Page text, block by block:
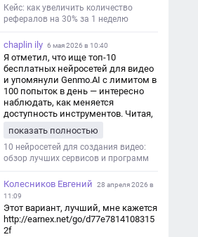
https://aseotop.com/kakuyu-rol-igraet-
seo-v-czifrovom-marketinge/
Кейс: как увеличить количество
рефералов на 30% за 1 неделю
chaplin ily 6 мая 2026 в 10:40
Я отметил, что ище топ-10
бесплатных нейросетей для видео
и упомянули Genmo.AI с лимитом в
100 попыток в день — интересно
наблюдать, как меняется
доступность инструментов. Читая,
с короткими клипами в телеграм-
каналах YAGLA и Kokoc Group. Flux 2
показать полностью
10 нейросетей для создания видео:
обзор лучших сервисов и программ
Колесников Евгений
28 апреля 2026 в
11:09
Этот вариант, лучший, мне кажется
http://earnex.net/go/d77e7814108315
2f